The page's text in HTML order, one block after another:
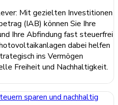
Mit gezielten Investitionen
(IAB) können Sie Ihre
Ihre Abfindung fast steuerfrei
dabei helfen
ins Vermögen
Freiheit und Nachhaltigkeit.